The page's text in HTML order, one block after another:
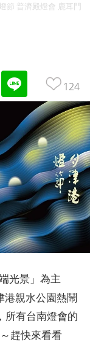
節 普濟殿燈會 鹿耳門
124
光景」為主
港親水公園熱鬧
所有台南燈會的
趕快來看看